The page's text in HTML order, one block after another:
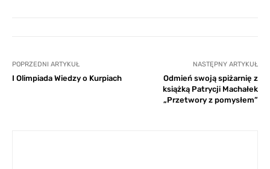
POPRZEDNI ARTYKUŁ
I Olimpiada Wiedzy o Kurpiach
NASTĘPNY ARTYKUŁ
Odmień swoją spiżarnię z
książką Patrycji Machałek
„Przetwory z pomysłem”